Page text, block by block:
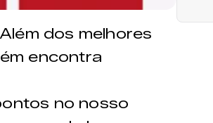
dos melhores
encontra
no nosso